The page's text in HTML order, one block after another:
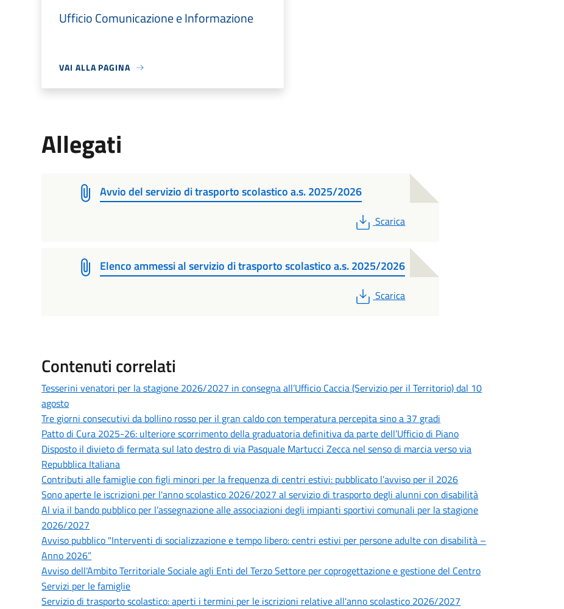
Ufficio Comunicazione e Informazione
VAI ALLA PAGINA
Allegati
Avvio del servizio di trasporto scolastico a.s. 2025/2026
PDF
Scarica
Elenco ammessi al servizio di trasporto scolastico a.s. 2025/2026
PDF
Scarica
Contenuti correlati
Tesserini venatori per la stagione 2026/2027 in consegna all’Ufficio Caccia (Servizio per il Territorio) dal 10
agosto
Tre giorni consecutivi da bollino rosso per il gran caldo con temperatura percepita sino a 37 gradi
Patto di Cura 2025-26: ulteriore scorrimento della graduatoria definitiva da parte dell’Ufficio di Piano
Disposto il divieto di fermata sul lato destro di via Pasquale Martucci Zecca nel senso di marcia verso via
Repubblica Italiana
Contributi alle famiglie con figli minori per la frequenza di centri estivi: pubblicato l’avviso per il 2026
Sono aperte le iscrizioni per l'anno scolastico 2026/2027 al servizio di trasporto degli alunni con disabilità
Al via il bando pubblico per l’assegnazione alle associazioni degli impianti sportivi comunali per la stagione
2026/2027
Avviso pubblico "Interventi di socializzazione e tempo libero: centri estivi per persone adulte con disabilità –
Anno 2026”
Avviso dell'Ambito Territoriale Sociale agli Enti del Terzo Settore per coprogettazione e gestione del Centro
Servizi per le famiglie
Servizio di trasporto scolastico: aperti i termini per le iscrizioni relative all'anno scolastico 2026/2027